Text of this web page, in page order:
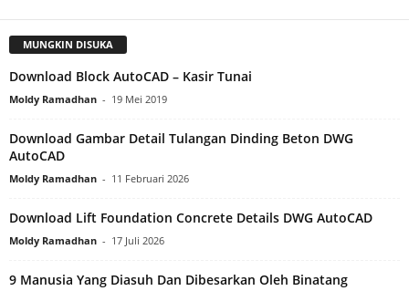
MUNGKIN DISUKA
Download Block AutoCAD – Kasir Tunai
Moldy Ramadhan - 19 Mei 2019
Download Gambar Detail Tulangan Dinding Beton DWG
AutoCAD
Moldy Ramadhan - 11 Februari 2026
Download Lift Foundation Concrete Details DWG AutoCAD
Moldy Ramadhan - 17 Juli 2026
9 Manusia Yang Diasuh Dan Dibesarkan Oleh Binatang